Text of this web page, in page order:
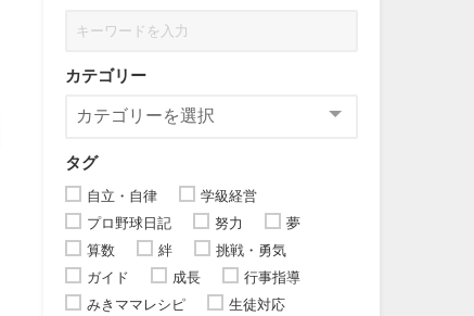
カテゴリー
タグ
自立・自律
学級経営
プロ野球日記
努力
夢
算数
絆
挑戦・勇気
ガイド
成長
行事指導
みきママレシピ
生徒対応